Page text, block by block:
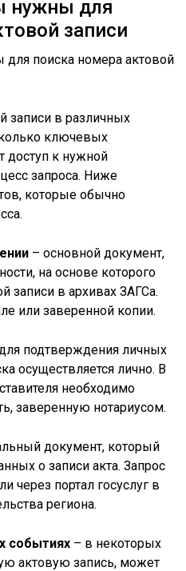
нужны для
записи
записи в различных
ключевых
доступ к нужной
запроса. Ниже
которые обычно
– основной документ,
на основе которого
записи в архивах ЗАГСа.
или заверенной копии.
подтверждения личных
осуществляется лично. В
необходимо
заверенную нотариусом.
документ, который
о записи акта. Запрос
через портал госуслуг в
региона.
событиях – в некоторых
актовую запись, может